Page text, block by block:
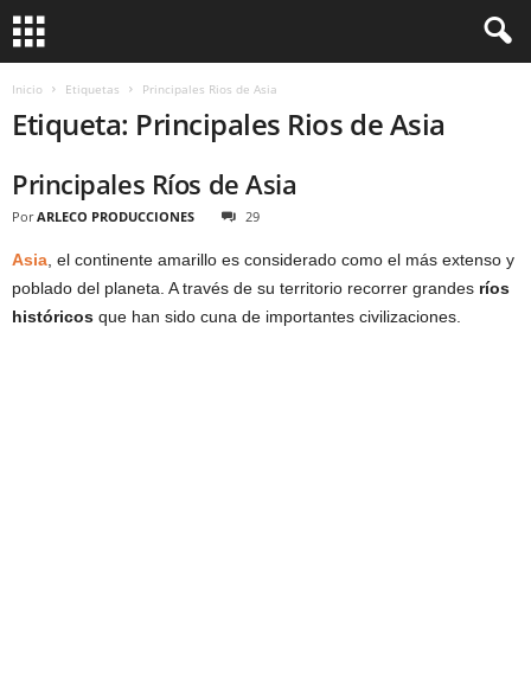
Inicio Etiquetas Principales Rios de Asia
Etiqueta: Principales Rios de Asia
Principales Ríos de Asia
Por ARLECO PRODUCCIONES 29
Asia , el continente amarillo es considerado como el más extenso y
poblado del planeta. A través de su territorio recorrer grandes ríos
históricos que han sido cuna de importantes civilizaciones.